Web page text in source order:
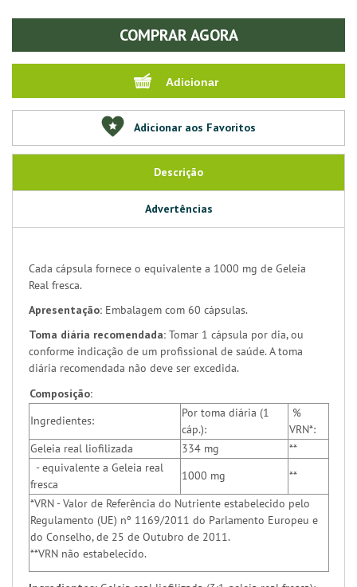
COMPRAR AGORA
Adicionar aos Favoritos
Descrição
Advertências
Cada cápsula fornece o equivalente a 1000 mg de Geleia
Real fresca.
Apresentação: Embalagem com 60 cápsulas.
Toma diária recomendada: Tomar 1 cápsula por dia, ou
conforme indicação de um profissional de saúde. A toma
diária recomendada não deve ser excedida.
Composição:
Ingredientes:
Por toma diária (1
cáp.):
%
VRN*:
Geleia real liofilizada
334 mg
**
- equivalente a Geleia real
fresca
1000 mg
**
*VRN - Valor de Referência do Nutriente estabelecido pelo
Regulamento (UE) nº 1169/2011 do Parlamento Europeu e
do Conselho, de 25 de Outubro de 2011.
**VRN não estabelecido.